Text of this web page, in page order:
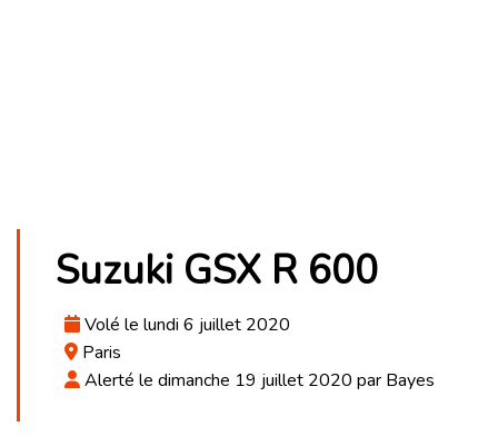
Suzuki GSX R 600
Volé le lundi 6 juillet 2020
Paris
Alerté le dimanche 19 juillet 2020 par Bayes